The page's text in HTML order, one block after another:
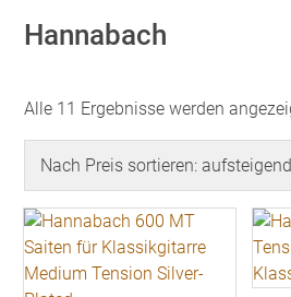
Hannabach
Alle 11 Ergebnisse werden